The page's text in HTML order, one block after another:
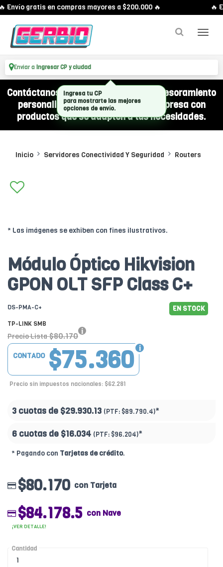
Envío gratis en compras mayores a $200.000 🔥 🔥
Enviar a Ingresar CP y ciudad
Contáctanos por WhatsApp y recibí asesoramiento
personalizado para equipar a tu empresa con
productos que se adapten a tus necesidades.
Inicio Servidores Conectividad Y Seguridad Routers
* Las imágenes se exhiben con fines ilustrativos.
Módulo Óptico Hikvision
GPON OLT SFP Class C+
DS-PMA-C+ EN STOCK
TP-LINK SMB
Precio Lista $80.170
$75.360
CONTADO
Precio sin impuestos nacionales: $62.281
3 cuotas de $29.930.13 (PTF: $89.790.4)*
6 cuotas de $16.034 (PTF: $96.204)*
* Pagando con Tarjetas de crédito.
$80.170 con Tarjeta
$84.178.5 con Nave
¡VER DETALLE!
Cantidad
Ingresa tu CP
para mostrarte las mejores
opciones de envío.